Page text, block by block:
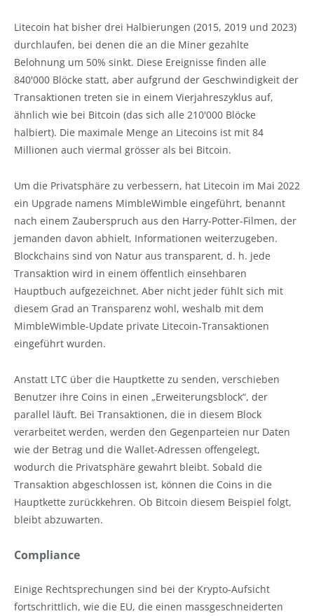
Litecoin hat bisher drei Halbierungen (2015, 2019 und 2023)
durchlaufen, bei denen die an die Miner gezahlte
Belohnung um 50% sinkt. Diese Ereignisse finden alle
840'000 Blöcke statt, aber aufgrund der Geschwindigkeit der
Transaktionen treten sie in einem Vierjahreszyklus auf,
ähnlich wie bei Bitcoin (das sich alle 210'000 Blöcke
halbiert). Die maximale Menge an Litecoins ist mit 84
Millionen auch viermal grösser als bei Bitcoin.
Um die Privatsphäre zu verbessern, hat Litecoin im Mai 2022
ein Upgrade namens MimbleWimble eingeführt, benannt
nach einem Zauberspruch aus den Harry-Potter-Filmen, der
jemanden davon abhielt, Informationen weiterzugeben.
Blockchains sind von Natur aus transparent, d. h. jede
Transaktion wird in einem öffentlich einsehbaren
Hauptbuch aufgezeichnet. Aber nicht jeder fühlt sich mit
diesem Grad an Transparenz wohl, weshalb mit dem
MimbleWimble-Update private Litecoin-Transaktionen
eingeführt wurden.
Anstatt LTC über die Hauptkette zu senden, verschieben
Benutzer ihre Coins in einen „Erweiterungsblock“, der
parallel läuft. Bei Transaktionen, die in diesem Block
verarbeitet werden, werden den Gegenparteien nur Daten
wie der Betrag und die Wallet-Adressen offengelegt,
wodurch die Privatsphäre gewahrt bleibt. Sobald die
Transaktion abgeschlossen ist, können die Coins in die
Hauptkette zurückkehren. Ob Bitcoin diesem Beispiel folgt,
bleibt abzuwarten.
Compliance
Einige Rechtsprechungen sind bei der Krypto-Aufsicht
fortschrittlich, wie die EU, die einen massgeschneiderten